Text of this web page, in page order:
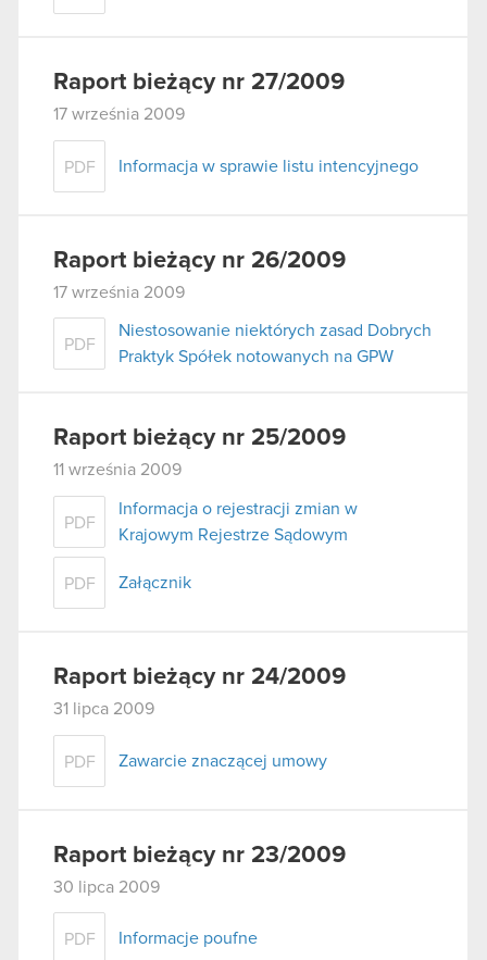
Raport bieżący nr 27/2009
17 września 2009
PDF Informacja w sprawie listu intencyjnego
Raport bieżący nr 26/2009
17 września 2009
PDF
Niestosowanie niektórych zasad Dobrych
Praktyk Spółek notowanych na GPW
Raport bieżący nr 25/2009
11 września 2009
PDF
Informacja o rejestracji zmian w
Krajowym Rejestrze Sądowym
PDF Załącznik
Raport bieżący nr 24/2009
31 lipca 2009
PDF Zawarcie znaczącej umowy
Raport bieżący nr 23/2009
30 lipca 2009
PDF Informacje poufne